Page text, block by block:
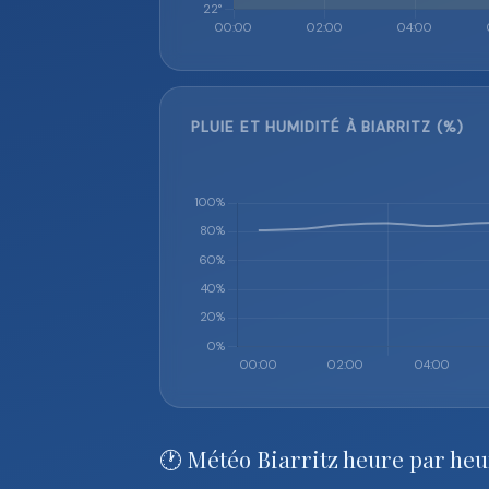
PLUIE ET HUMIDITÉ À BIARRITZ (%)
🕐 Météo Biarritz heure par